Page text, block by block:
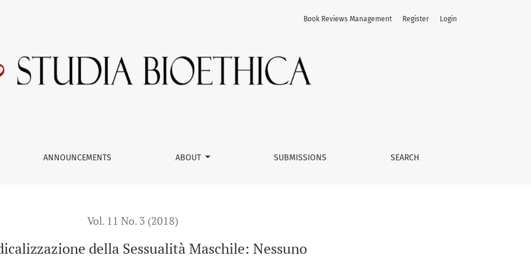
ANNOUNCEMENTS ABOUT SUBMISSIONS SEARCH
Book Reviews Management Register Login
Vol. 11 No. 3 (2018)
della Sessualità Maschile: Nessuno